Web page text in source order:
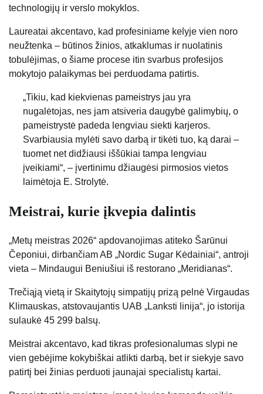
technologijų ir verslo mokyklos.
Laureatai akcentavo, kad profesiniame kelyje vien noro
neužtenka – būtinos žinios, atkaklumas ir nuolatinis
tobulėjimas, o šiame procese itin svarbus profesijos
mokytojo palaikymas bei perduodama patirtis.
„Tikiu, kad kiekvienas pameistrys jau yra
nugalėtojas, nes jam atsiveria daugybė galimybių, o
pameistrystė padeda lengviau siekti karjeros.
Svarbiausia mylėti savo darbą ir tikėti tuo, ką darai –
tuomet net didžiausi iššūkiai tampa lengviau
įveikiami“, – įvertinimu džiaugėsi pirmosios vietos
laimėtoja E. Strolytė.
Meistrai, kurie įkvepia dalintis
„Metų meistras 2026“ apdovanojimas atiteko Šarūnui
Čeponiui, dirbančiam AB „Nordic Sugar Kėdainiai“, antroji
vieta – Mindaugui Beniušiui iš restorano „Meridianas“.
Trečiąją vietą ir Skaitytojų simpatijų prizą pelnė Virgaudas
Klimauskas, atstovaujantis UAB „Lanksti linija“, jo istorija
sulaukė 45 299 balsų.
Meistrai akcentavo, kad tikras profesionalumas slypi ne
vien gebėjime kokybiškai atlikti darbą, bet ir siekyje savo
patirtį bei žinias perduoti jaunajai specialistų kartai.